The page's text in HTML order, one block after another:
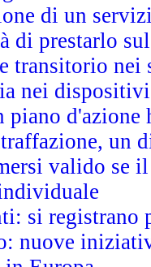
di un
di prestarlo
transitorio
nei
piano
un
valido se
si
nuove